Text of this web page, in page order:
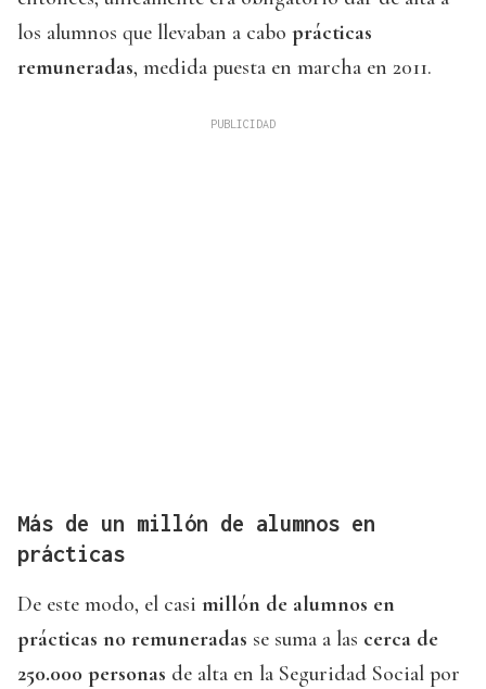
los alumnos que llevaban a cabo prácticas
remuneradas, medida puesta en marcha en 2011.
Más de un millón de alumnos en
prácticas
De este modo, el casi millón de alumnos en
prácticas no remuneradas se suma a las cerca de
250.000 personas de alta en la Seguridad Social por